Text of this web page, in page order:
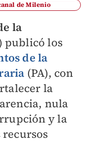
de Milenio
la
publicó los
de la
(PA), con
la
nula
y la